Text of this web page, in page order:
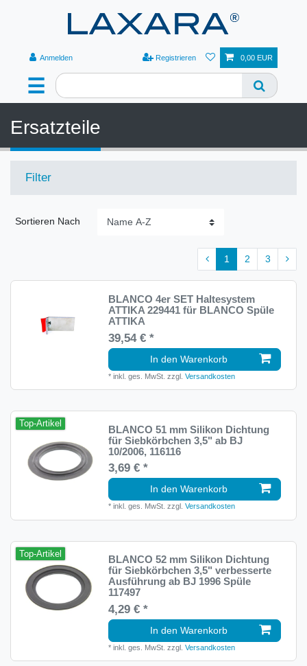
☰
Anmelden Registrieren 0,00 EUR
Ersatzteile
Filter
Sortieren Nach
1 2 3
BLANCO 4er SET Haltesystem
ATTIKA 229441 für BLANCO Spüle
ATTIKA
39,54 € *
In den Warenkorb
*inkl. ges. MwSt. zzgl.Versandkosten
Top-Artikel
BLANCO 51 mm Silikon Dichtung
für Siebkörbchen 3,5" ab BJ
10/2006, 116116
3,69 € *
In den Warenkorb
*inkl. ges. MwSt. zzgl.Versandkosten
Top-Artikel
BLANCO 52 mm Silikon Dichtung
für Siebkörbchen 3,5" verbesserte
Ausführung ab BJ 1996 Spüle
117497
4,29 € *
In den Warenkorb
*inkl. ges. MwSt. zzgl.Versandkosten